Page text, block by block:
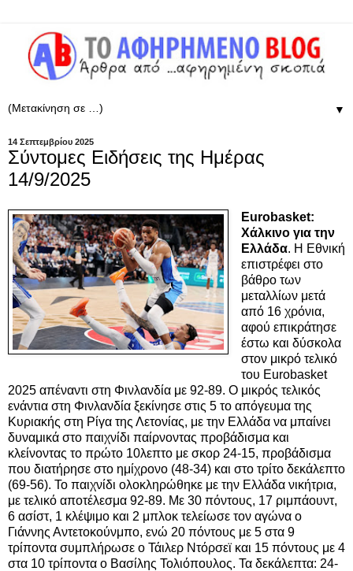
▼
14 Σεπτεμβρίου 2025
Σύντομες Ειδήσεις της Ημέρας
14/9/2025
Eurobasket:
Χάλκινο για την
Ελλάδα. Η Εθνική
επιστρέφει στο
βάθρο των
μεταλλίων μετά
από 16 χρόνια,
αφού επικράτησε
έστω και δύσκολα
στον μικρό τελικό
του Eurobasket
2025 απέναντι στη Φινλανδία με 92-89. Ο μικρός τελικός
ενάντια στη Φινλανδία ξεκίνησε στις 5 το απόγευμα της
Κυριακής στη Ρίγα της Λετονίας, με την Ελλάδα να μπαίνει
δυναμικά στο παιχνίδι παίρνοντας προβάδισμα και
κλείνοντας το πρώτο 10λεπτο με σκορ 24-15, προβάδισμα
που διατήρησε στο ημίχρονο (48-34) και στο τρίτο δεκάλεπτο
(69-56). Το παιχνίδι ολοκληρώθηκε με την Ελλάδα νικήτρια,
με τελικό αποτέλεσμα 92-89. Με 30 πόντους, 17 ριμπάουντ,
6 ασίστ, 1 κλέψιμο και 2 μπλοκ τελείωσε τον αγώνα ο
Γιάννης Αντετοκούνμπο, ενώ 20 πόντους με 5 στα 9
τρίποντα συμπλήρωσε ο Τάιλερ Ντόρσεϊ και 15 πόντους με 4
στα 10 τρίποντα ο Βασίλης Τολιόπουλος. Τα δεκάλεπτα: 24-